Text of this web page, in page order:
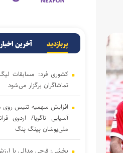
پربازدید آخرین اخبار
کشوری فرد: مسابقات
تماشاگران برگزار می‌شود
افزایش سهمیه تنیس روی
آسیایی ناگویا/ اردوی
ملی‌پوشان پینگ پنگ
بخشی: فرجی مدالی با